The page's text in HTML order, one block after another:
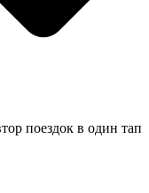
поездок в один тап